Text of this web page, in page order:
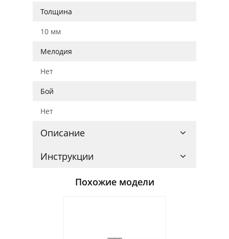
Толщина
10 мм
Мелодия
Нет
Бой
Нет
Описание
Инструкции
Похожие модели